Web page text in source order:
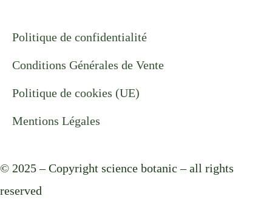
Politique de confidentialité
Conditions Générales de Vente
Politique de cookies (UE)
Mentions Légales
© 2025 – Copyright science botanic – all rights
reserved